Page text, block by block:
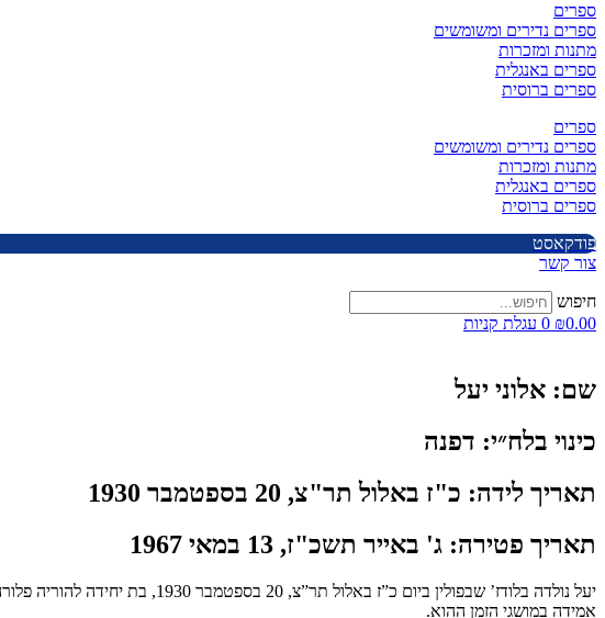
ספרים
ספרים נדירים ומשומשים
מתנות ומזכרות
ספרים באנגלית
ספרים ברוסית
ספרים
ספרים נדירים ומשומשים
מתנות ומזכרות
ספרים באנגלית
ספרים ברוסית
פודקאסט
צור קשר
חיפוש
₪0.00
0 עגלת קניות
שם: אלוני יעל
כינוי בלח״י: דפנה
תאריך לידה: כ"ז באלול תר"צ, 20 בספטמבר 1930
תאריך פטירה: ג' באייר תשכ"ז, 13 במאי 1967
אמידה במושגי הזמן ההוא.